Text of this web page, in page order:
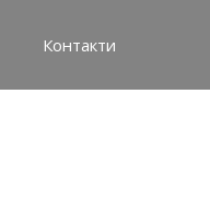
Контакти